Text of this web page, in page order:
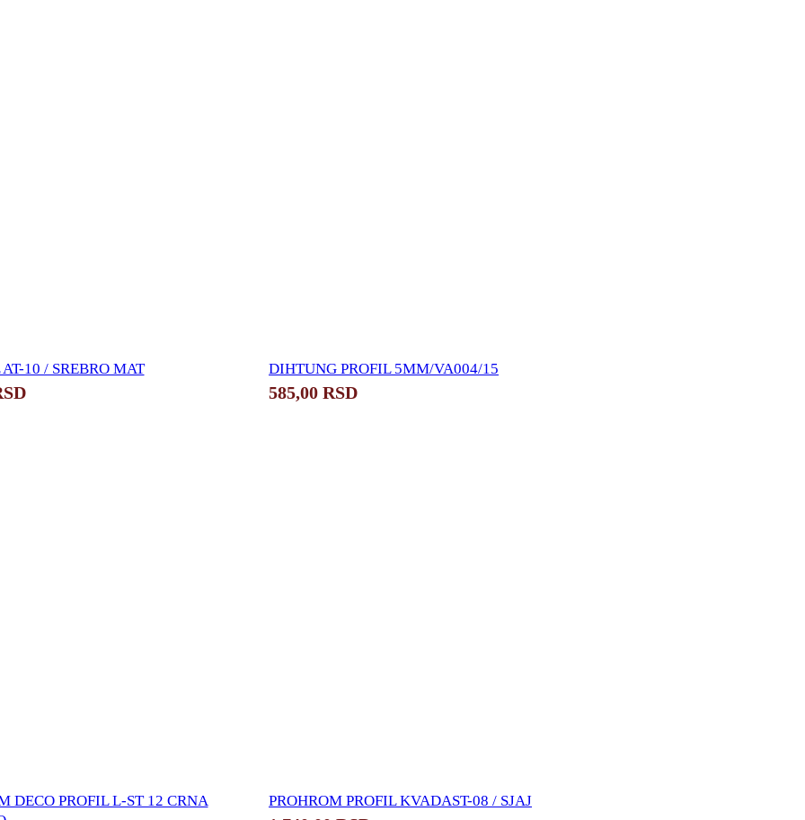
10 / SREBRO MAT DIHTUNG PROFIL 5MM/VA004/15
585,00 RSD
DECO PROFIL L-ST 12 CRNA
PROHROM PROFIL KVADAST-08 / SJAJ